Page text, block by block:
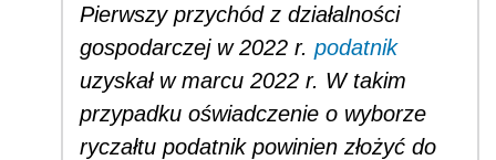
Pierwszy przychód z działalności
gospodarczej w 2022 r. podatnik
uzyskał w marcu 2022 r. W takim
przypadku oświadczenie o wyborze
ryczałtu podatnik powinien złożyć do